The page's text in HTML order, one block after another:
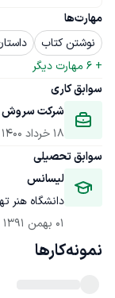
مهارت‌ها
نوشتن کتاب
+
6 مهارت دیگر
سوابق کاری
شرکت سروش
18 خرداد 1400
سوابق تحصیلی
لیسانس
دانشگاه هنر
01 بهمن 1391
نمونه‌کارها